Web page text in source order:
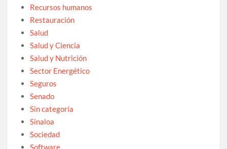
Recursos humanos
Restauración
Salud
Salud y Ciencia
Salud y Nutrición
Sector Energético
Seguros
Senado
Sin categoría
Sinaloa
Sociedad
Software